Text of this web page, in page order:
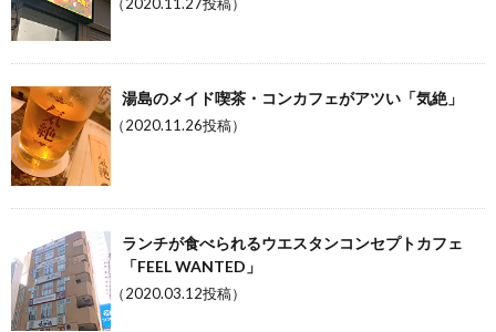
湯島のメイド喫茶・コンカフェがアツい「気絶」
（2020.11.26投稿）
ランチが食べられるウエスタンコンセプトカフェ
「FEEL WANTED」
（2020.03.12投稿）